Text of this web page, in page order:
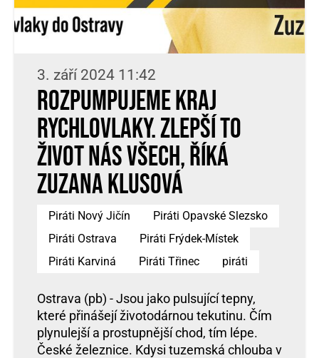
3. září 2024 11:42
ROZPUMPUJEME KRAJ
RYCHLOVLAKY. Zlepší to
život nás všech, říká
Zuzana Klusová
Piráti Nový Jičín
Piráti Opavské Slezsko
Piráti Ostrava
Piráti Frýdek-Místek
Piráti Karviná
Piráti Třinec piráti
Ostrava (pb) - Jsou jako pulsující tepny,
které přinášejí životodárnou tekutinu. Čím
plynulejší a prostupnější chod, tím lépe.
České železnice. Kdysi tuzemská chlouba v